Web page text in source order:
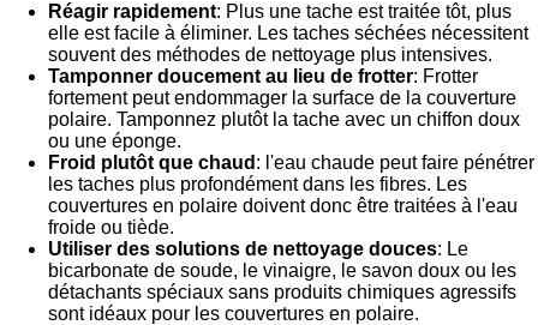
Réagir rapidement: Plus une tache est traitée tôt, plus
elle est facile à éliminer. Les taches séchées nécessitent
souvent des méthodes de nettoyage plus intensives.
Tamponner doucement au lieu de frotter: Frotter
fortement peut endommager la surface de la couverture
polaire. Tamponnez plutôt la tache avec un chiffon doux
ou une éponge.
Froid plutôt que chaud : l'eau chaude peut faire pénétrer
les taches plus profondément dans les fibres. Les
couvertures en polaire doivent donc être traitées à l'eau
froide ou tiède.
Utiliser des solutions de nettoyage douces: Le
bicarbonate de soude, le vinaigre, le savon doux ou les
détachants spéciaux sans produits chimiques agressifs
sont idéaux pour les couvertures en polaire.